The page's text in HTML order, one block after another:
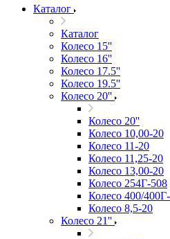
Каталог
Каталог
Колесо 15''
Колесо 16''
Колесо 17.5''
Колесо 19.5''
Колесо 20''
Колесо 20''
Колесо 10,00-20
Колесо 11-20
Колесо 11,25-20
Колесо 13,00-20
Колесо 254Г-508
Колесо 400/
Колесо 8,5-20
Колесо 21''